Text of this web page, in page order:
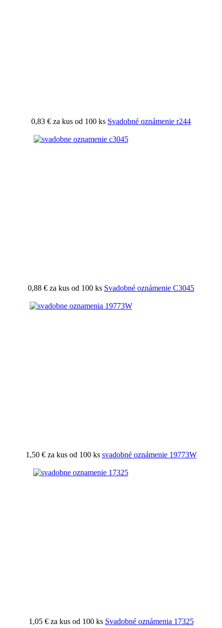
0,83 € za kus od 100 ks Svadobné oznámenie r244
0,88 € za kus od 100 ks Svadobné oznámenie C3045
1,50 € za kus od 100 ks svadobné oznámenie 19773W
1,05 € za kus od 100 ks Svadobné oznámenia 17325